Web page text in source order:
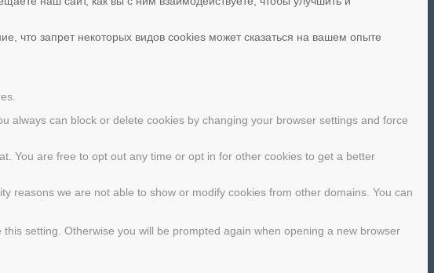
что запрет некоторых видов cookies может сказаться на вашем опыте
always can block or delete cookies by changing your browser settings and force
You are free to opt out any time or opt in for other cookies to get a better
reasons we are not able to show or modify cookies from other domains. You can
setting. Otherwise you will be prompted again when opening a new browser